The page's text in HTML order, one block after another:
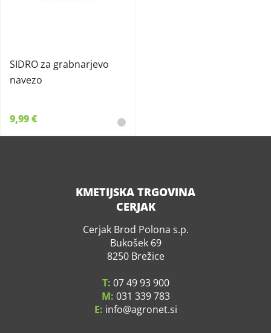
SIDRO za grabnarjevo
navezo
9,99 €
KMETIJSKA TRGOVINA
CERJAK
Cerjak Brod Polona s.p.
Bukošek 69
8250 Brežice
T: 07 49 93 900
M: 031 339 783
E: info agronet.si